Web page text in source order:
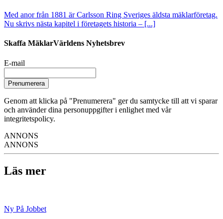
Med anor från 1881 är Carlsson Ring Sveriges äldsta mäklarföretag.
Nu skrivs nästa kapitel i företagets historia – [...]
Skaffa MäklarVärldens Nyhetsbrev
E-mail
Prenumerera
Genom att klicka på "Prenumerera" ger du samtycke till att vi sparar
och använder dina personuppgifter i enlighet med vår
integritetspolicy.
ANNONS
ANNONS
Läs mer
Ny På Jobbet